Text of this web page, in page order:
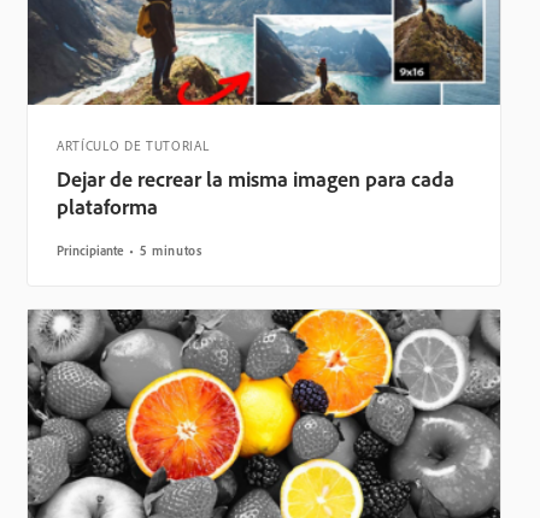
ARTÍCULO DE TUTORIAL
Dejar de recrear la misma imagen para cada
plataforma
Principiante 5 minutos